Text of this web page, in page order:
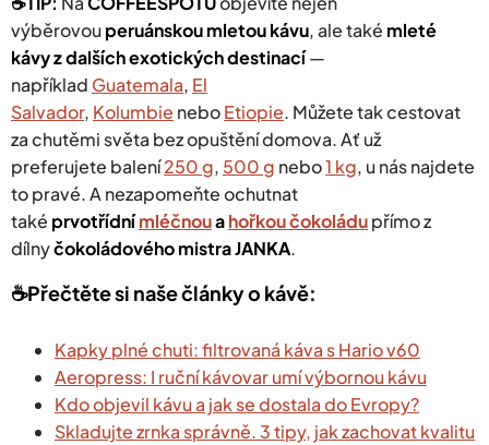
výběrovouperuánskou mletou kávu, ale také mleté
kávy z dalších exotických destinací—
například Guatemala, El
Salvador, Kolumbie neboEtiopie. Můžete tak cestovat
za chutěmi světa bez opuštění domova. Ať už
preferujete balení250 g, 500 g nebo1 kg, u nás najdete
to pravé. A nezapomeňte ochutnat
také prvotřídnímléčnouahořkou čokoládupřímo z
dílnyčokoládového mistra JANKA.
☕️Přečtěte si naše články o kávě:
Kapky plné chuti: filtrovaná káva s Hario v60
Aeropress: I ruční kávovar umí výbornou kávu
Kdo objevil kávu a jak se dostala do Evropy?
Skladujte zrnka správně. 3 tipy, jak zachovat kvalitu